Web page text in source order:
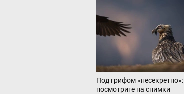
Под грифом «несекретно»:
посмотрите на снимки